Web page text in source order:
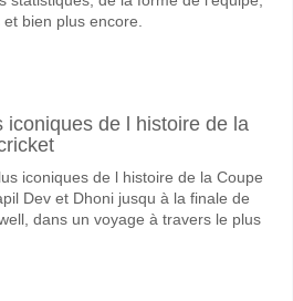
du match, avec une probabilité de 66%
elles dans le match
avec un pourcentage de 53%.
attendu entre Nottm
essayer le Résultat Correct de 3-1
bien plus encore.
iconiques de l histoire de la
iconiques de l histoire de la Coupe
Dev et Dhoni jusqu à la finale de
dans un voyage à travers le plus